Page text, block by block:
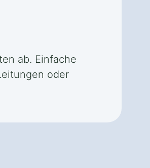
ab. Einfache
oder